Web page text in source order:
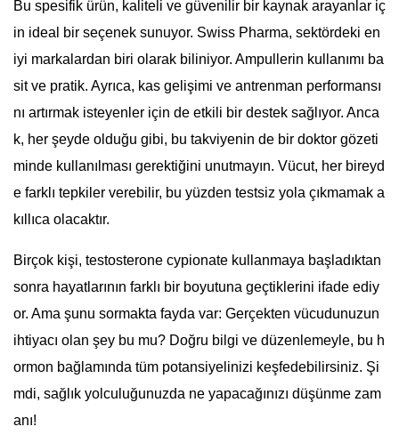
Bu spesifik ürün, kaliteli ve güvenilir bir kaynak arayanlar iç
in ideal bir seçenek sunuyor. Swiss Pharma, sektördeki en
iyi markalardan biri olarak biliniyor. Ampullerin kullanımı ba
sit ve pratik. Ayrıca, kas gelişimi ve antrenman performansı
nı artırmak isteyenler için de etkili bir destek sağlıyor. Anca
k, her şeyde olduğu gibi, bu takviyenin de bir doktor gözeti
minde kullanılması gerektiğini unutmayın. Vücut, her bireyd
e farklı tepkiler verebilir, bu yüzden testsiz yola çıkmamak a
kıllıca olacaktır.
Birçok kişi, testosterone cypionate kullanmaya başladıktan
sonra hayatlarının farklı bir boyutuna geçtiklerini ifade ediy
or. Ama şunu sormakta fayda var: Gerçekten vücudunuzun
ihtiyacı olan şey bu mu? Doğru bilgi ve düzenlemeyle, bu h
ormon bağlamında tüm potansiyelinizi keşfedebilirsiniz. Şi
mdi, sağlık yolculuğunuzda ne yapacağınızı düşünme zam
anı!